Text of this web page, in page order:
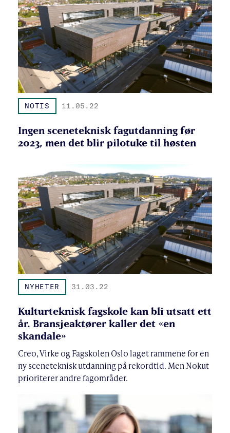
NOTIS 11.05.22
Ingen sceneteknisk fagutdanning før
2023, men det blir pilotuke til høsten
NYHETER 31.03.22
Kulturteknisk fagskole kan bli utsatt ett
år. Bransjeaktører kaller det «en
skandale»
Creo, Virke og Fagskolen Oslo laget rammene for en
ny sceneteknisk utdanning på rekordtid. Men Nokut
prioriterer andre fagområder.